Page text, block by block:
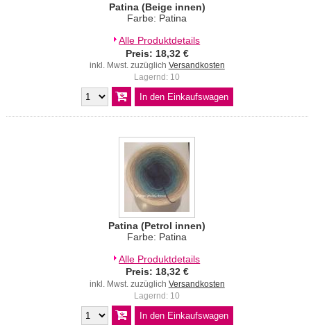
Patina (Beige innen)
Farbe: Patina
Alle Produktdetails
Preis: 18,32 €
inkl. Mwst. zuzüglich Versandkosten
Lagernd: 10
Patina (Petrol innen)
Farbe: Patina
Alle Produktdetails
Preis: 18,32 €
inkl. Mwst. zuzüglich Versandkosten
Lagernd: 10